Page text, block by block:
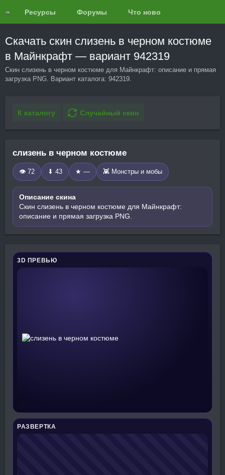
Ресурсы Форумы Что нового?
Скачать скин слизень в черном костюме
в Майнкрафт — вариант 942319
Скин слизень в черном костюме для Майнкрафт: описание и прямая
загрузка PNG. Вариант каталога: 942319.
К каталогу Случайный скин
слизень в черном костюме
👁 72 ⬇ 43 ★ — 👾 Монстры и мобы
Описание скина
Скин слизень в черном костюме для Майнкрафт:
описание и прямая загрузка PNG.
3D ПРЕВЬЮ
РАЗВЕРТКА